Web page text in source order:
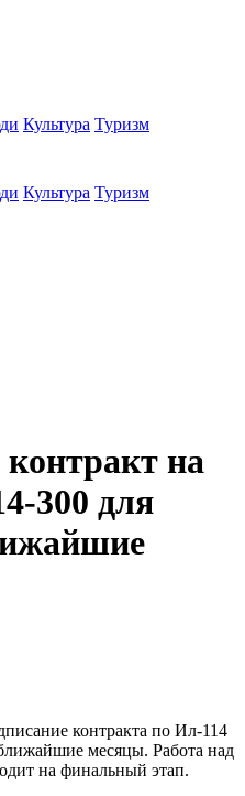
Культура Туризм
Культура Туризм
на
300 для
контракта по Ил-114
месяцы. Работа над
на финальный этап.